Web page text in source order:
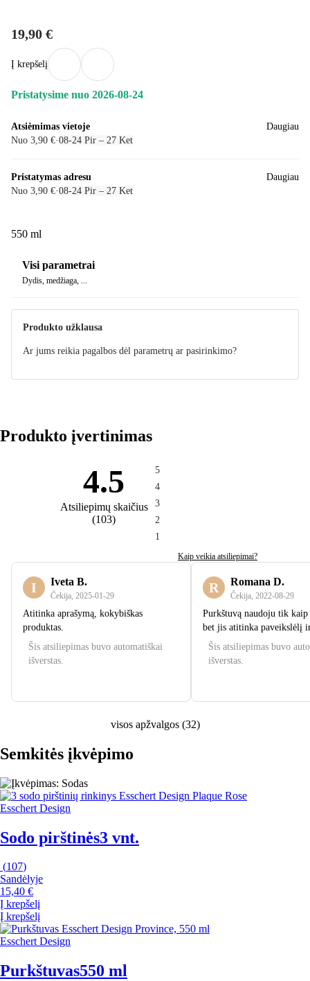
19,90 €
Į krepšelį
Pristatysime nuo 2026‑08‑24
Atsiėmimas vietoje
Nuo 3,90 €·08‑24 Pir – 27 Ket
Daugiau
Pristatymas adresu
Nuo 3,90 €·08‑24 Pir – 27 Ket
Daugiau
550 ml
Visi parametrai
Dydis, medžiaga, ...
Produkto užklausa
Ar jums reikia pagalbos dėl parametrų ar pasirinkimo?
Produkto įvertinimas
4.5
Atsiliepimų skaičius
(103)
5
4
3
2
1
Kaip veikia atsiliepimai?
I Iveta B.
Čekija 2025‑01‑29
Atitinka aprašymą, kokybiškas
produktas.
Šis atsiliepimas buvo automatiškai
išverstas.
R Romana D.
Čekija 2022‑08‑29
Purkštuvą naudoju tik
bet jis atitinka paveikslėlį
Šis atsiliepimas buvo
išverstas.
visos apžvalgos(32)
Semkitės įkvėpimo
Esschert Design
Sodo pirštinės3 vnt.
(107)
Sandėlyje
15,40 €
Į krepšelį
Į krepšelį
Esschert Design
Purkštuvas550 ml